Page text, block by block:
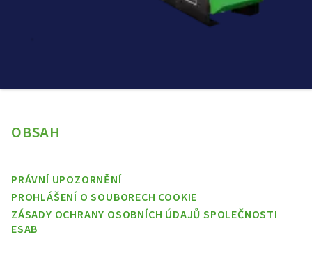
OBSAH
PRÁVNÍ UPOZORNĚNÍ
PROHLÁŠENÍ O SOUBORECH COOKIE
ZÁSADY OCHRANY OSOBNÍCH ÚDAJŮ SPOLEČNOSTI
ESAB